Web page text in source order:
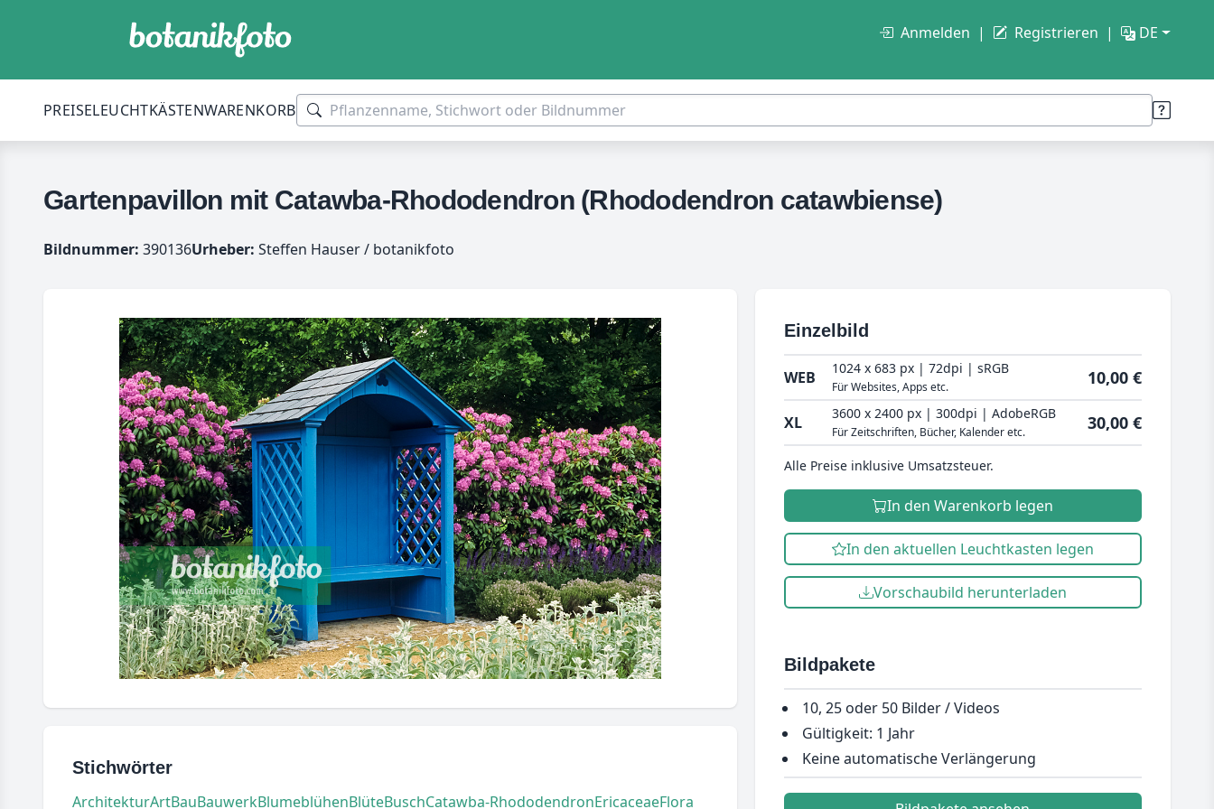
Anmelden Registrieren DE
PREISELEUCHTKÄSTENWARENKORB
Gartenpavillon mit Catawba-Rhododendron (Rhododendron catawbiense)
Bildnummer: 390136Urheber: Steffen Hauser / botanikfoto
Stichwörter
ArchitekturArtBauBauwerkBlumeblühenBlüteBuschCatawba-RhododendronEricaceaeFlora
Einzelbild
WEB 1024 x 683 px | 72dpi | sRGB
Für Websites, Apps etc. 10,00 €
XL 3600 x 2400 px | 300dpi | AdobeRGB
Für Zeitschriften, Bücher, Kalender etc. 30,00 €
Alle Preise inklusive Umsatzsteuer.
In den Warenkorb legen
In den aktuellen Leuchtkasten legen
Vorschaubild herunterladen
Bildpakete
10, 25 oder 50 Bilder / Videos
Gültigkeit: 1 Jahr
Keine automatische Verlängerung